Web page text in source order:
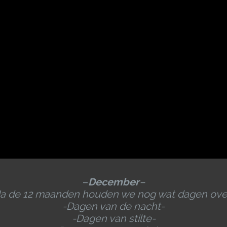
–December–
de 12 maanden houden we nog wat dagen
-Dagen van de nacht-
-Dagen van stilte-